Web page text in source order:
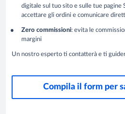
digitale sul tuo sito e sulle tue pagine
accettare gli ordini e comunicare
Zero commissioni: evita le
margini
Un nostro esperto ti contatterà e ti
Compila il form per